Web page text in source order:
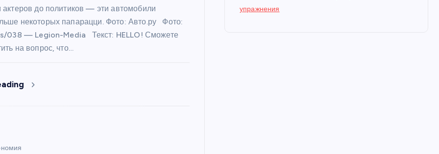
актеров до политиков — эти автомобили
некоторых папарацци. Фото: Авто.ру Фото:
038 — Legion-Media Текст: HELLO! Сможете
на вопрос, что…
упражнения